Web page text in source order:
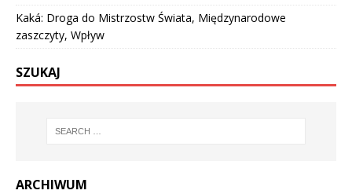
Kaká: Droga do Mistrzostw Świata, Międzynarodowe
zaszczyty, Wpływ
SZUKAJ
ARCHIWUM